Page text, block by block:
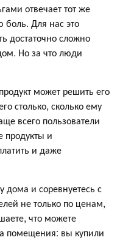
отвечает тот же
боль. Для нас это
достаточно сложно
Но за что люди
может решить его
столько, сколько ему
всего пользователи
продукты и
и даже
дома и соревнуетесь с
не только по ценам,
что можете
помещения: вы купили